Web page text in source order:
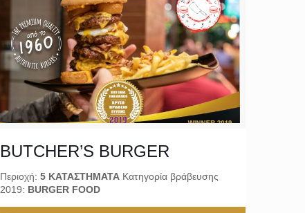
BUTCHER’S BURGER
Περιοχή:5 ΚΑΤΑΣΤΗΜΑΤΑ Κατηγορία βράβευσης
2019: BURGER FOOD